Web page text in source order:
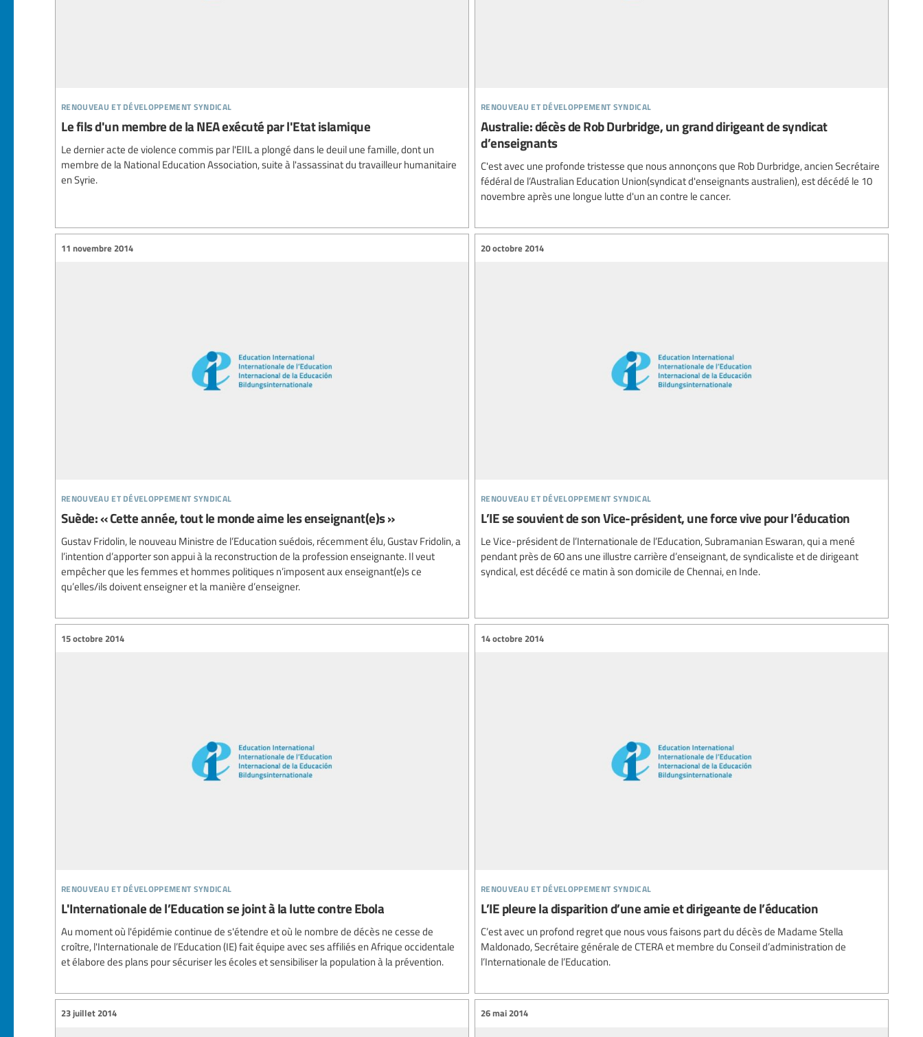
renouveau et développement syndical
Le fils d'un membre de la NEA exécuté par l'Etat islamique
Le dernier acte de violence commis par l'EIIL a plongé dans le deuil une famille, dont un
membre de la National Education Association, suite à l'assassinat du travailleur humanitaire
en Syrie.
renouveau et développement syndical
Australie: décès de Rob Durbridge, un grand dirigeant de syndicat
d’enseignants
C'est avec une profonde tristesse que nous annonçons que Rob Durbridge, ancien Secrétaire
fédéral de l’Australian Education Union(syndicat d'enseignants australien), est décédé le 10
novembre après une longue lutte d'un an contre le cancer.
renouveau et développement syndical
11 novembre 2014
Suède: « Cette année, tout le monde aime les enseignant(e)s »
Gustav Fridolin, le nouveau Ministre de l’Education suédois, récemment élu, Gustav Fridolin, a
l’intention d’apporter son appui à la reconstruction de la profession enseignante. Il veut
empêcher que les femmes et hommes politiques n’imposent aux enseignant(e)s ce
qu’elles/ils doivent enseigner et la manière d’enseigner.
renouveau et développement syndical
20 octobre 2014
L’IE se souvient de son Vice-président, une force vive pour l’éducation
Le Vice-président de l’Internationale de l’Education, Subramanian Eswaran, qui a mené
pendant près de 60 ans une illustre carrière d’enseignant, de syndicaliste et de dirigeant
syndical, est décédé ce matin à son domicile de Chennai, en Inde.
renouveau et développement syndical
15 octobre 2014
L'Internationale de l’Education se joint à la lutte contre Ebola
Au moment où l'épidémie continue de s'étendre et où le nombre de décès ne cesse de
croître, l'Internationale de l’Education (IE) fait équipe avec ses affiliés en Afrique occidentale
et élabore des plans pour sécuriser les écoles et sensibiliser la population à la prévention.
renouveau et développement syndical
14 octobre 2014
L’IE pleure la disparition d’une amie et dirigeante de l’éducation
C’est avec un profond regret que nous vous faisons part du décès de Madame Stella
Maldonado, Secrétaire générale de CTERA et membre du Conseil d’administration de
l’Internationale de l’Education.
23 juillet 2014 26 mai 2014